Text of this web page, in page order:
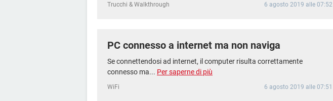
Trucchi & Walkthrough 6 agosto 2019 alle 07:52
PC connesso a internet ma non naviga
Se connettendosi ad internet, il computer risulta correttamente
connesso ma... Per saperne di più
WiFi 6 agosto 2019 alle 07:51